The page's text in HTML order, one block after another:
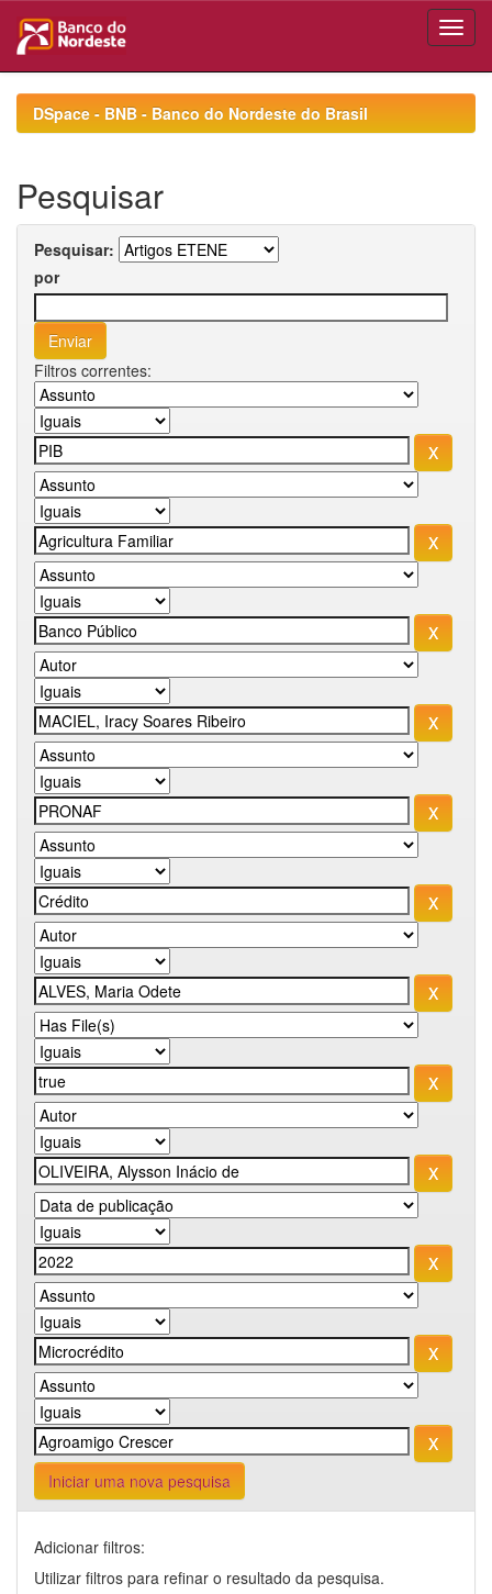
navigationDSpace - BNB - Banco do Nordeste do Brasil
Pesquisar
Pesquisar:
por
Filtros correntes:
Iniciar uma nova pesquisa
Adicionar filtros:
Utilizar filtros para refinar o resultado da pesquisa.